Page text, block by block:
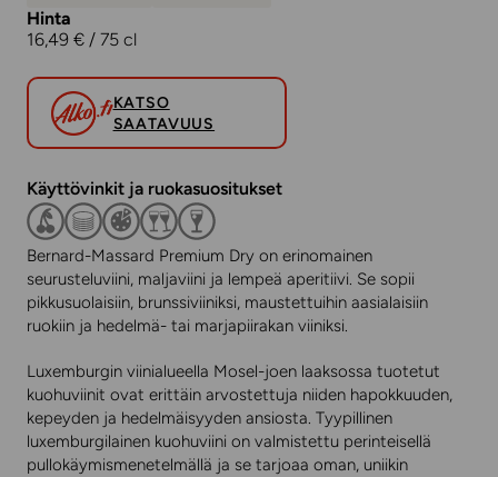
Hinta
16,49 € / 75 cl
KATSO
SAATAVUUS
Käyttövinkit ja ruokasuositukset
Bernard-Massard Premium Dry on erinomainen
seurusteluviini, maljaviini ja lempeä aperitiivi. Se sopii
pikkusuolaisiin, brunssiviiniksi, maustettuihin aasialaisiin
ruokiin ja hedelmä- tai marjapiirakan viiniksi.
Luxemburgin viinialueella Mosel-joen laaksossa tuotetut
kuohuviinit ovat erittäin arvostettuja niiden hapokkuuden,
kepeyden ja hedelmäisyyden ansiosta. Tyypillinen
luxemburgilainen kuohuviini on valmistettu perinteisellä
pullokäymismenetelmällä ja se tarjoaa oman, uniikin